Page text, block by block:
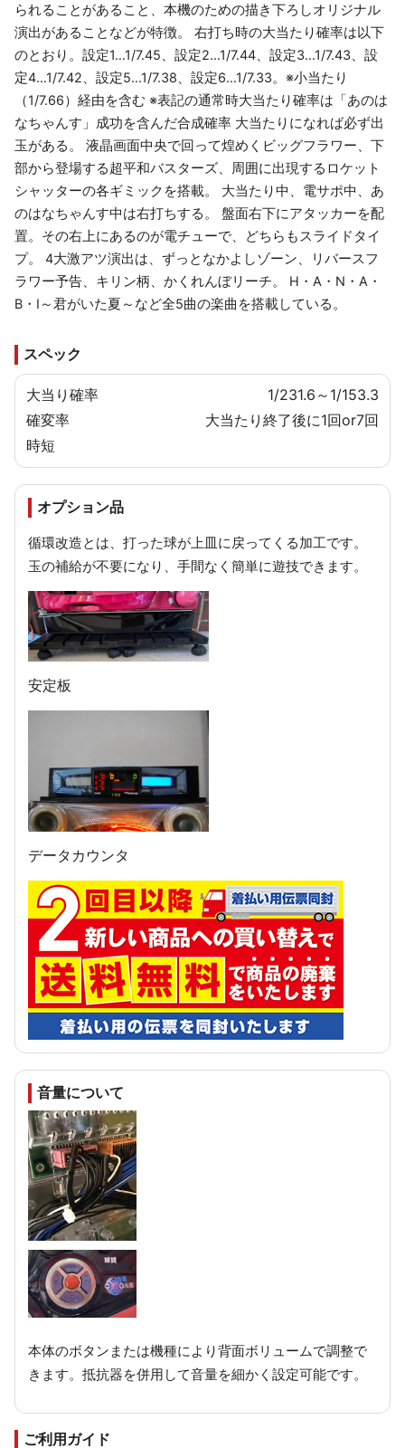
られることがあること、本機のための描き下ろしオリジナル
演出があることなどが特徴。 右打ち時の大当たり確率は以下
のとおり。設定1…1/7.45、設定2…1/7.44、設定3…1/7.43、設
定4…1/7.42、設定5…1/7.38、設定6…1/7.33。※小当たり
（1/7.66）経由を含む ※表記の通常時大当たり確率は「あのは
なちゃんす」成功を含んだ合成確率 大当たりになれば必ず出
玉がある。 液晶画面中央で回って煌めくビッグフラワー、下
部から登場する超平和バスターズ、周囲に出現するロケット
シャッターの各ギミックを搭載。 大当たり中、電サポ中、あ
のはなちゃんす中は右打ちする。 盤面右下にアタッカーを配
置。その右上にあるのが電チューで、どちらもスライドタイ
プ。 4大激アツ演出は、ずっとなかよしゾーン、リバースフ
ラワー予告、キリン柄、かくれんぼリーチ。 H・A・N・A・
B・I～君がいた夏～など全5曲の楽曲を搭載している。
スペック
大当り確率
1/231.6～1/153.3
確変率
大当たり終了後に1回or7回
時短
オプション品
循環改造とは、打った球が上皿に戻ってくる加工です。
玉の補給が不要になり、手間なく簡単に遊技できます。
安定板
データカウンタ
音量について
本体のボタンまたは機種により背面ボリュームで調整で
きます。抵抗器を併用して音量を細かく設定可能です。
ご利用ガイド